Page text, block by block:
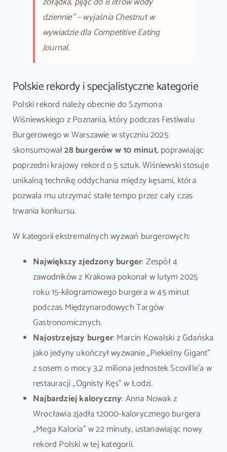
dziennie” – wyjaśnia Chestnut w
wywiadzie dla Competitive Eating
Journal.
Polskie rekordy i specjalistyczne kategorie
Polski rekord należy obecnie do Szymona
Wiśniewskiego z Poznania, który podczas Festiwalu
Burgerowego w Warszawie w styczniu 2025
skonsumował28 burgerów w 10 minut, poprawiając
poprzedni krajowy rekord o 5 sztuk. Wiśniewski stosuje
unikalną technikę oddychania między kęsami, która
pozwala mu utrzymać stałe tempo przez cały czas
trwania konkursu.
W kategorii ekstremalnych wyzwań burgerowych:
Największy zjedzony burger: Zespół 4
zawodników z Krakowa pokonał w lutym 2025
roku 15-kilogramowego burgera w 45 minut
podczas Międzynarodowych Targów
Gastronomicznych.
Najostrzejszy burger: Marcin Kowalski z Gdańska
jako jedyny ukończył wyzwanie „Piekielny Gigant”
z sosem o mocy 3,2 miliona jednostek Scoville’a w
restauracji „Ognisty Kęs” w Łodzi.
Najbardziej kaloryczny: Anna Nowak z
Wrocławia zjadła 12000-kalorycznego burgera
„Mega Kaloria” w 22 minuty, ustanawiając nowy
rekord Polski w tej kategorii.